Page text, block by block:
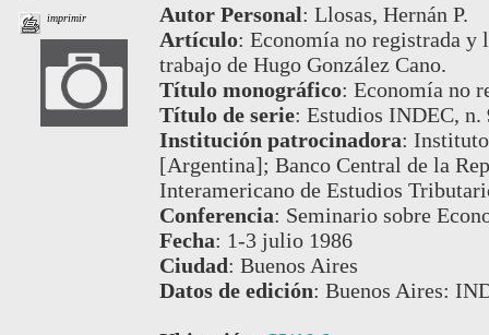
imprimir Autor Personal: Llosas, Hernán P.
Artículo: Economía no registrada y
trabajo de Hugo González Cano.
Título monográfico: Economía no
Título de serie: Estudios INDEC, n.
Institución patrocinadora:
[Argentina]; Banco Central de la
Interamericano de Estudios
Conferencia: Seminario sobre
Fecha: 1-3 julio 1986
Ciudad: Buenos Aires
Datos de edición: Buenos Aires: